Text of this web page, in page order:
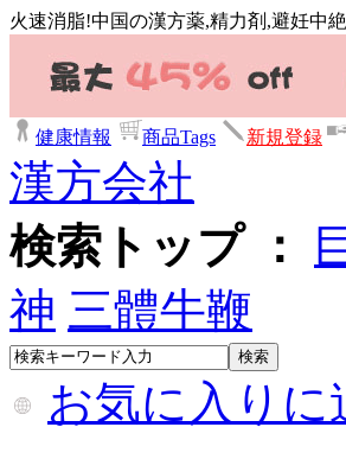
火速消脂!中国の漢方薬,精力剤,避妊中
健康情報 商品Tags 新規登録
漢方会社
検索トップ ：
神 三體牛鞭
お気に入りに